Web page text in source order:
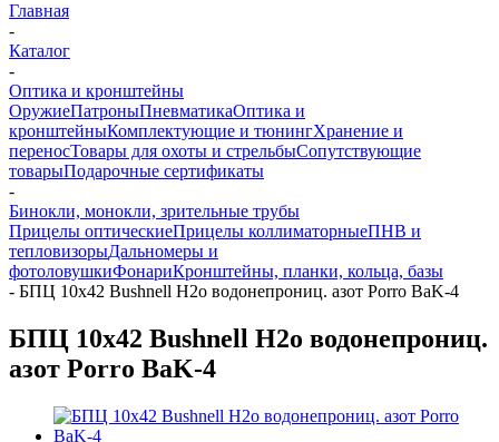
Главная
-
Каталог
-
Оптика и кронштейны
ОружиеПатроныПневматикаОптика и
кронштейныКомплектующие и тюнингХранение и
переносТовары для охоты и стрельбыСопутствующие
товарыПодарочные сертификаты
-
Бинокли, монокли, зрительные трубы
Прицелы оптическиеПрицелы коллиматорныеПНВ и
тепловизорыДальномеры и
фотоловушкиФонариКронштейны, планки, кольца, базы
- БПЦ 10х42 Bushnell H2o водонепрониц. азот Porro BaK-4
БПЦ 10х42 Bushnell H2o водонепрониц.
азот Porro BaK-4